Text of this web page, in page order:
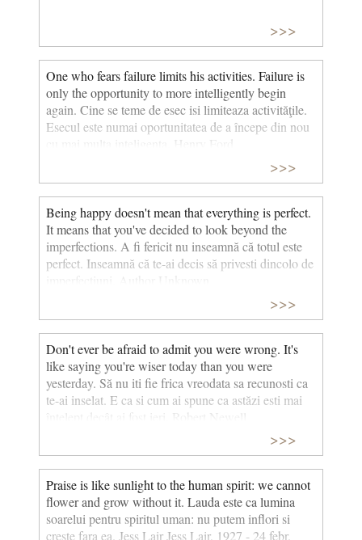
>>>
One who fears failure limits his activities. Failure is
only the opportunity to more intelligently begin
again. Cine se teme de esec isi limiteaza activităţile.
Esecul este numai oportunitatea de a începe din nou
cu mai multa inteligenta. Henry Ford
>>>
Being happy doesn't mean that everything is perfect.
It means that you've decided to look beyond the
imperfections. A fi fericit nu inseamnă că totul este
perfect. Inseamnă că te-ai decis să privesti dincolo de
imperfecţiuni. Author Unknown
>>>
Don't ever be afraid to admit you were wrong. It's
like saying you're wiser today than you were
yesterday. Să nu iti fie frica vreodata sa recunosti ca
te-ai inselat. E ca si cum ai spune ca astăzi esti mai
înţelept decât ai fost ieri. Robert Newell
>>>
Praise is like sunlight to the human spirit: we cannot
flower and grow without it. Lauda este ca lumina
soarelui pentru spiritul uman: nu putem inflori si
creste fara ea. Jess Lair Jess Lair, 1927 - 24 febr.